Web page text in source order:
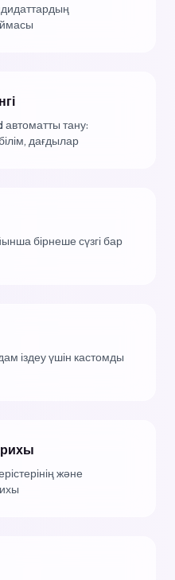
автоматты тану:
дағдылар
бірнеше сүзгі бар
іздеу үшін кастомды
және